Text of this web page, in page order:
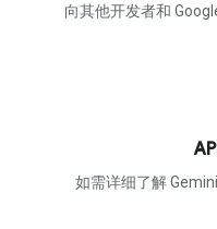
向其他开发者和
如需详细了解